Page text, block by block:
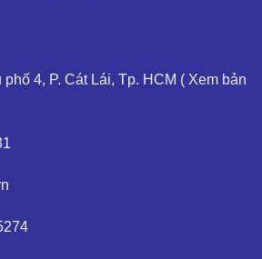
4, P. Cát Lái, Tp. HCM ( Xem bản